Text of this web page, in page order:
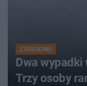
Z REGIONU
Dwa wypadki
Trzy osoby